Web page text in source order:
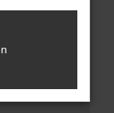
versucht
Du kannst
der